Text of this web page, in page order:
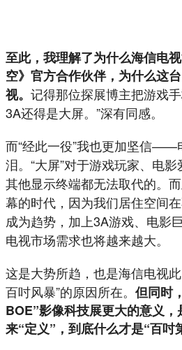
至此，我理解了为什么海信电
空》官方合作伙伴，为什么这
视。 记得那位探展博主把游戏
3A还得是大屏。”深有同感。
而“经此一役”我也更加坚信——
泪。“大屏”对于游戏玩家、电
其他显示终端都无法取代的。
幕的时代，因为我们居住空间
成为趋势，加上3A游戏、电影
电视市场需求也将越来越大。
这是大势所趋，也是海信电视
百吋风暴”的原因所在。 但同时
BOE”影像科技展更大的意义
来“定义”，到底什么才是“百吋